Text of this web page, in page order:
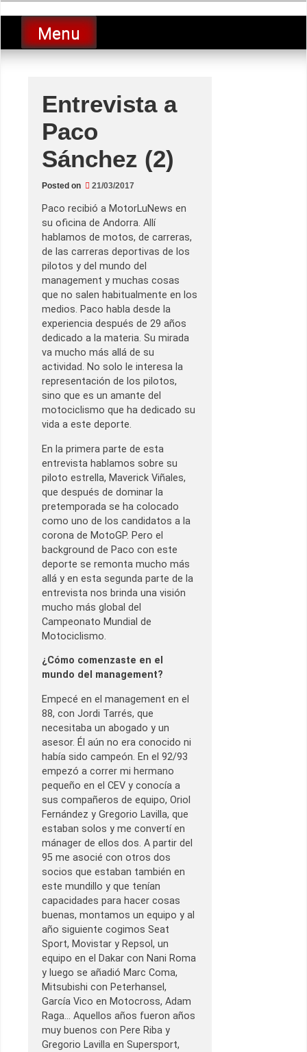
to
contentLucio Lopez GP
luciolopezgp
Menu
Entrevista a
Paco
Sánchez (2)
Posted on 21/03/2017
Paco recibió a MotorLuNews en
su oficina de Andorra. Allí
hablamos de motos, de carreras,
de las carreras deportivas de los
pilotos y del mundo del
management y muchas cosas
que no salen habitualmente en los
medios. Paco habla desde la
experiencia después de 29 años
dedicado a la materia. Su mirada
va mucho más allá de su
actividad. No solo le interesa la
representación de los pilotos,
sino que es un amante del
motociclismo que ha dedicado su
vida a este deporte.
En la primera parte de esta
entrevista hablamos sobre su
piloto estrella, Maverick Viñales,
que después de dominar la
pretemporada se ha colocado
como uno de los candidatos a la
corona de MotoGP. Pero el
background de Paco con este
deporte se remonta mucho más
allá y en esta segunda parte de la
entrevista nos brinda una visión
mucho más global del
Campeonato Mundial de
Motociclismo.
¿Cómo comenzaste en el
mundo del management?
Empecé en el management en el
88, con Jordi Tarrés, que
necesitaba un abogado y un
asesor. Él aún no era conocido ni
había sido campeón. En el 92/93
empezó a correr mi hermano
pequeño en el CEV y conocía a
sus compañeros de equipo, Oriol
Fernández y Gregorio Lavilla, que
estaban solos y me convertí en
mánager de ellos dos. A partir del
95 me asocié con otros dos
socios que estaban también en
este mundillo y que tenían
capacidades para hacer cosas
buenas, montamos un equipo y al
año siguiente cogimos Seat
Sport, Movistar y Repsol, un
equipo en el Dakar con Nani Roma
y luego se añadió Marc Coma,
Mitsubishi con Peterhansel,
García Vico en Motocross, Adam
Raga… Aquellos años fueron años
muy buenos con Pere Riba y
Gregorio Lavilla en Supersport,